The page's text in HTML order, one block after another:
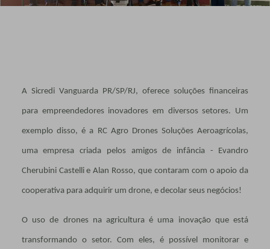
A Sicredi Vanguarda PR/SP/RJ, oferece soluções financeiras
para empreendedores inovadores em diversos setores. Um
exemplo disso, é a RC Agro Drones Soluções Aeroagrícolas,
uma empresa criada pelos amigos de infância - Evandro
Cherubini Castelli e Alan Rosso, que contaram com o apoio da
cooperativa para adquirir um drone, e decolar seus negócios!
O uso de drones na agricultura é uma inovação que está
transformando o setor. Com eles, é possível monitorar e